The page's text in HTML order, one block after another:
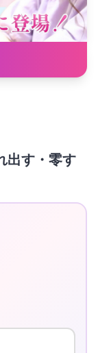
出す・零す